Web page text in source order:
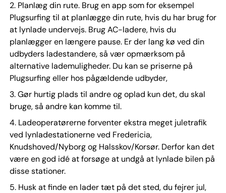
2. Planlæg din rute. Brug en app som for eksempel
Plugsurfing til at planlægge din rute, hvis du har brug for
at lynlade undervejs. Brug AC-ladere, hvis du
planlægger en længere pause. Er der lang kø ved din
udbyders ladestandere, så vær opmærksom på
alternative lademuligheder. Du kan se priserne på
Plugsurfing eller hos pågældende udbyder,
3. Gør hurtig plads til andre og oplad kun det, du skal
bruge, så andre kan komme til.
4. Ladeoperatørerne forventer ekstra meget juletrafik
ved lynladestationerne ved Fredericia,
Knudshoved/Nyborg og Halsskov/Korsør. Derfor kan det
være en god idé at forsøge at undgå at lynlade bilen på
disse stationer.
5. Husk at finde en lader tæt på det sted, du fejrer jul,